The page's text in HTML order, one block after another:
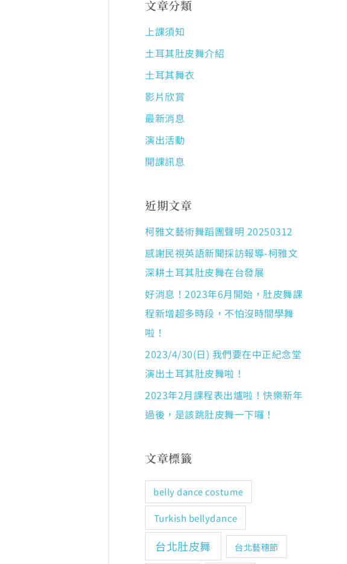
文章分類
上課須知
土耳其肚皮舞介紹
土耳其舞衣
影片欣賞
最新消息
演出活動
開課訊息
近期文章
柯雅文藝術舞蹈團聲明 20250312
感謝民視英語新聞採訪報導-柯雅文
深耕土耳其肚皮舞在台發展
好消息！2023年6月開始，肚皮舞課
程新增超多時段，不怕沒時間學舞
啦！
2023/4/30(日) 我們要在中正紀念堂
演出土耳其肚皮舞啦！
2023年2月課程表出爐啦！快樂新年
過後，是該跳肚皮舞一下囉！
文章標籤
belly dance costume
Turkish bellydance
台北肚皮舞 台北藝穗節